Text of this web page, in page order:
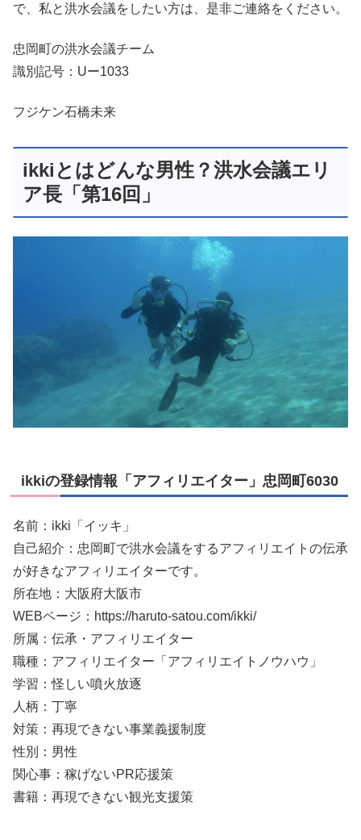
で、私と洪水会議をしたい方は、是非ご連絡をください。
忠岡町の洪水会議チーム
識別記号：Uー1033
フジケン石橋未来
ikkiとはどんな男性？洪水会議エリ
ア長「第16回」
ikkiの登録情報「アフィリエイター」忠岡町6030
名前：ikki「イッキ」
自己紹介：忠岡町で洪水会議をするアフィリエイトの伝承
が好きなアフィリエイターです。
所在地：大阪府大阪市
WEBページ：https://haruto-satou.com/ikki/
所属：伝承・アフィリエイター
職種：アフィリエイター「アフィリエイトノウハウ」
学習：怪しい噴火放逐
人柄：丁寧
対策：再現できない事業義援制度
性別：男性
関心事：稼げないPR応援策
書籍：再現できない観光支援策